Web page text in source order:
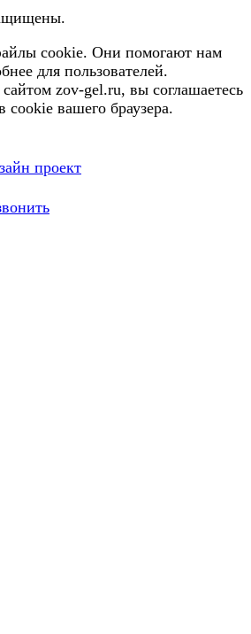
cookie. Они помогают нам
для пользователей.
zov-gel.ru, вы соглашаетесь
cookie вашего браузера.
проект